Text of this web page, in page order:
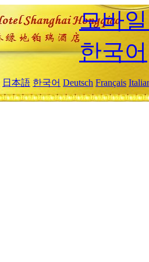
모바
한국어
日本語 한국어 Deutsch Français